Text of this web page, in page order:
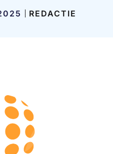
REDACTIE